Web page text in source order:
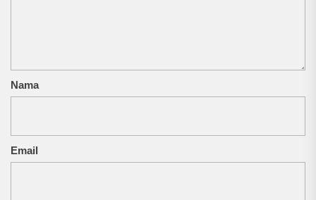
Nama
Email